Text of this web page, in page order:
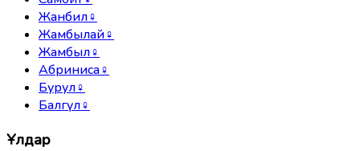
Жанбил♀
Жамбылай♀
Жамбыл♀
Абриниса♀
Бурул♀
Балгүл♀
Ұлдар